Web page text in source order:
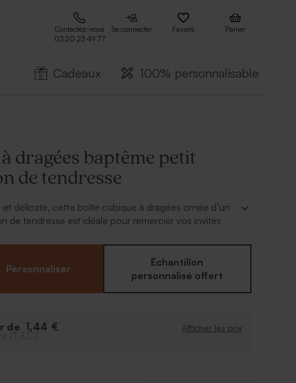
Contactez-nous
03 20 23 49 77
Se connecter Favoris Panier
Cadeaux 100% personnalisable
dragées baptême petit
de tendresse
et délicate, cette boîte cubique à dragées ornée d’un
de tendresse est idéale pour remercier vos invités
un cadeau unique qui s’accorde parfaitement à
de cette belle célébration. Il ne reste plus qu’à la
douceurs pour faire plaisir à vos convives.
lentilles ou 20 dragées aux amandes
Personnaliser
Échantillon
personnalisé offert
de 1,44 € Afficher les prix
(T.T.C.)